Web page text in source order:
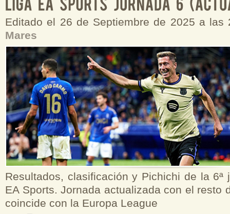
Editado el 26 de Septiembre de 2025 a
Mares
Resultados, clasificación y Pichichi de la 6ª
EA Sports. Jornada actualizada con el resto
coincide con la Europa League